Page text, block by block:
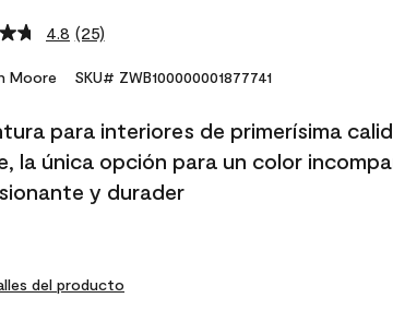
4.8 Read
Reviews.
link.
(25)
Moore SKU# ZWB100000001877741
para interiores de primerísima
la única opción para un color
y durader
del producto